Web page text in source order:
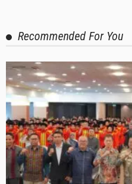
Recommended For You